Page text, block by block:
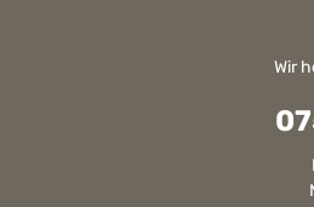
Wir